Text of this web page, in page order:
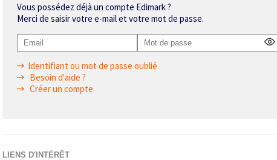
Vous possédez déjà un compte Edimark ?
Merci de saisir votre e-mail et votre mot de passe.
Identifiant ou mot de passe oublié
Besoin d'aide ?
Créer un compte
LIENS D'INTÉRÊT